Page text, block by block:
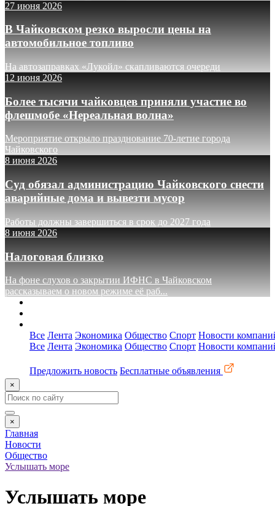
27 июня 2026
В Чайковском резко выросли цены на
автомобильное топливо
На автозаправках «Лукойл» скапливаются очереди
12 июня 2026
Более тысячи чайковцев приняли участие во
флешмобе «Нереальная волна»
Мероприятие открыло празднование 70-летие города
Чайковского
8 июня 2026
Суд обязал администрацию Чайковского снести
аварийные дома и вывезти мусор
Работы должны завершиться в срок до 2027 года
8 июня 2026
Налоговая близко
На фоне слухов о закрытии ИФНС в Чайковском
рассказываем о новом режиме её раб...
Все Лента Экономика Общество Спорт Новости
Все Лента Экономика Общество Спорт Новости
Предложить новость Бесплатные объявления
×
×
Главная
Новости
Общество
Услышать море
Услышать море